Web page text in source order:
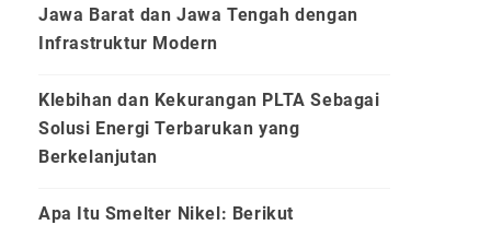
Jawa Barat dan Jawa Tengah dengan
Infrastruktur Modern
Klebihan dan Kekurangan PLTA Sebagai
Solusi Energi Terbarukan yang
Berkelanjutan
Apa Itu Smelter Nikel: Berikut